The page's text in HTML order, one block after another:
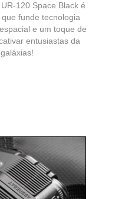
120 Space Black é
funde tecnologia
e um toque de
entusiastas da